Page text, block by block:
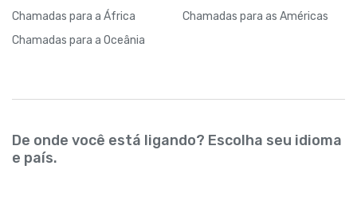
Chamadas para a África Chamadas para as Américas
Chamadas para a Oceânia
De onde você está ligando? Escolha seu idioma
e país.